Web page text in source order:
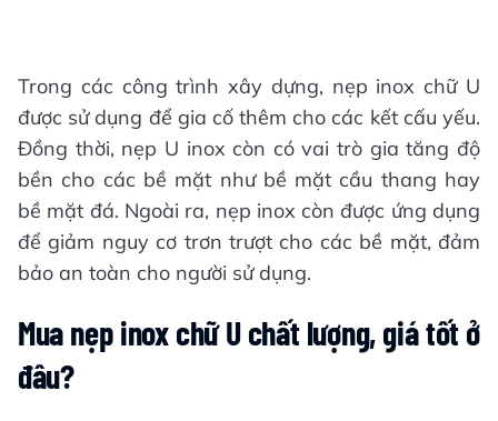
Trong các công trình xây dựng, nẹp inox chữ U
được sử dụng để gia cố thêm cho các kết cấu yếu.
Đồng thời, nẹp U inox còn có vai trò gia tăng độ
bền cho các bề mặt như bề mặt cầu thang hay
bề mặt đá. Ngoài ra, nẹp inox còn được ứng dụng
để giảm nguy cơ trơn trượt cho các bề mặt, đảm
bảo an toàn cho người sử dụng.
Mua nẹp inox chữ U chất lượng, giá tốt ở
đâu?